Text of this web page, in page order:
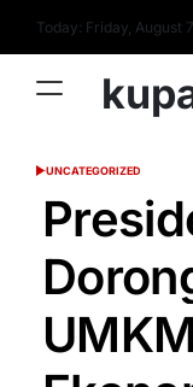
content
Today: Friday, August
POSTED
UNCATEGORIZED